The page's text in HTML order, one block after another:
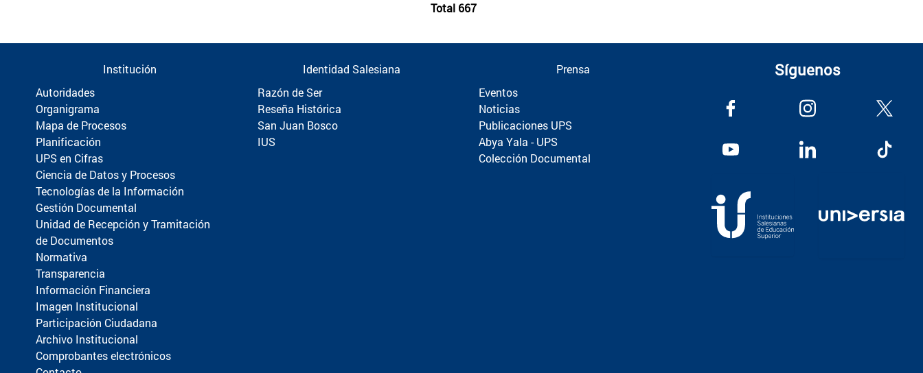
Total 667
Institución
Autoridades
Organigrama
Mapa de Procesos
Planificación
UPS en Cifras
Ciencia de Datos y Procesos
Tecnologías de la Información
Gestión Documental
Unidad de Recepción y Tramitación
de Documentos
Normativa
Transparencia
Información Financiera
Imagen Institucional
Participación Ciudadana
Archivo Institucional
Comprobantes electrónicos
Identidad Salesiana
Razón de Ser
Reseña Histórica
San Juan Bosco
IUS
Prensa
Eventos
Noticias
Publicaciones UPS
Abya Yala - UPS
Colección Documental
Síguenos